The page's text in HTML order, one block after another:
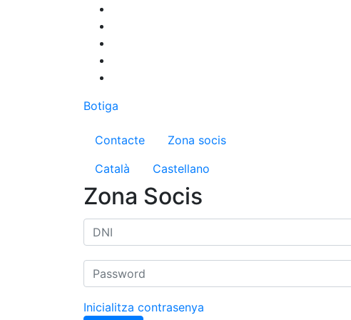
Botiga
Menú del compte d'usuari
Contacte
Zona socis
Català
Castellano
Zona Socis
Inicialitza contrasenya